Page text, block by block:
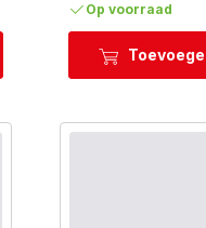
Op voorraad